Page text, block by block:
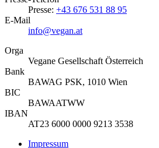
Presse: +43 676 531 88 95
E-Mail
info@vegan.at
Orga
Vegane Gesellschaft Österreich
Bank
BAWAG PSK, 1010 Wien
BIC
BAWAATWW
IBAN
AT23 6000 0000 9213 3538
Impressum